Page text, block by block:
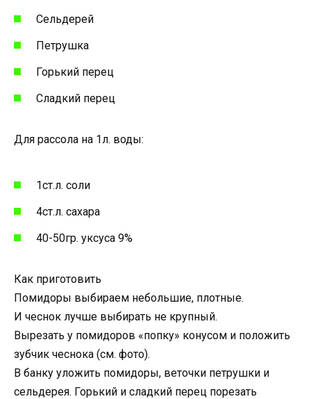
Сельдерей
Петрушка
Горький перец
Сладкий перец
Для рассола на 1л. воды:
1ст.л. соли
4ст.л. сахара
40-50гр. уксуса 9%
Как приготовить
Помидоры выбираем небольшие, плотные.
И чеснок лучше выбирать не крупный.
Вырезать у помидоров «попку» конусом и положить
зубчик чеснока (см. фото).
В банку уложить помидоры, веточки петрушки и
сельдерея. Горький и сладкий перец порезать